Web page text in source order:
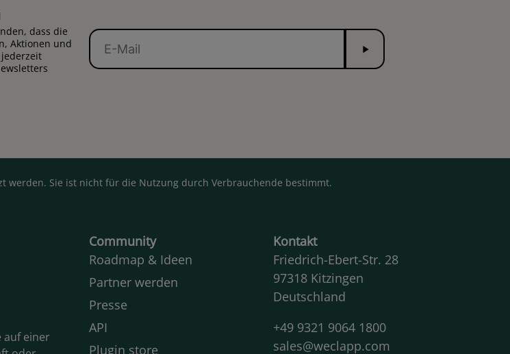
dass die
Aktionen und
E-
Mail
Senden
Sie ist nicht für die Nutzung durch Verbrauchende bestimmt.
auf einer
Community
Roadmap & Ideen
Partner werden
Presse
API
Plugin store
Kontakt
Friedrich-Ebert-Str. 28
97318 Kitzingen
Deutschland
+49 9321 9064 1800
sales@weclapp.com